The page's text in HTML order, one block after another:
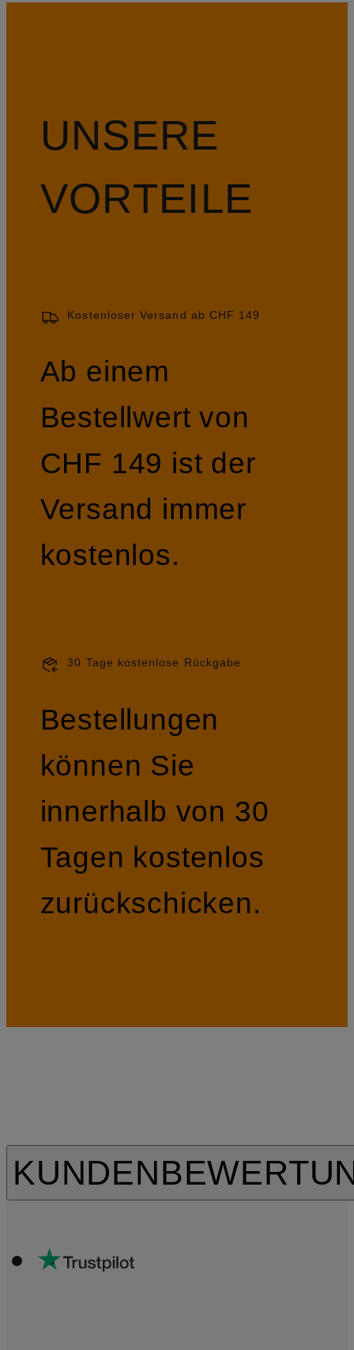
UNSERE
VORTEILE
Kostenloser Versand ab CHF 149
Ab einem
Bestellwert von
CHF 149 ist der
Versand immer
kostenlos.
30 Tage kostenlose Rückgabe
Bestellungen
können Sie
innerhalb von 30
Tagen kostenlos
zurückschicken.